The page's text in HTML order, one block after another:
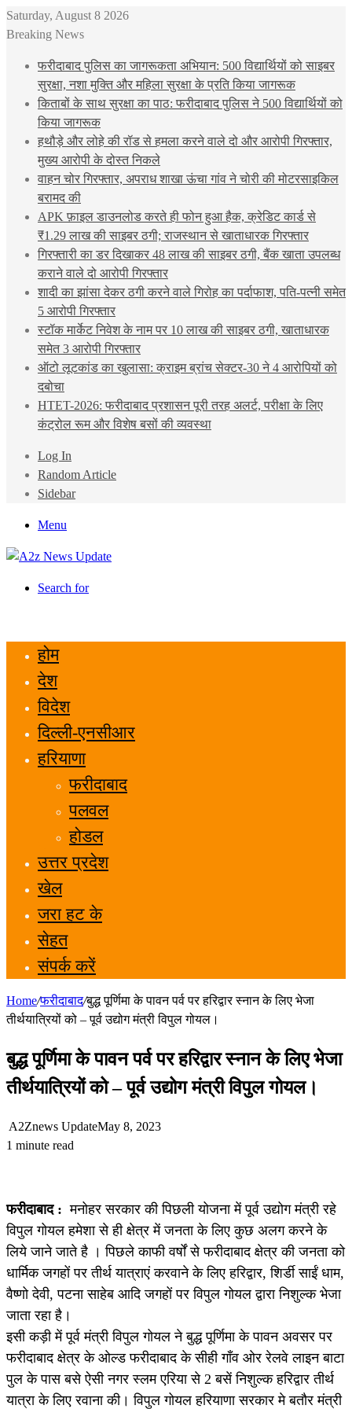
Saturday, August 8 2026
Breaking News
फरीदाबाद पुलिस का जागरूकता अभियान: 500 विद्यार्थियों को साइबर
सुरक्षा, नशा मुक्ति और महिला सुरक्षा के प्रति किया जागरूक
किताबों के साथ सुरक्षा का पाठ: फरीदाबाद पुलिस ने 500 विद्यार्थियों को
किया जागरूक
हथौड़े और लोहे की रॉड से हमला करने वाले दो और आरोपी गिरफ्तार,
मुख्य आरोपी के दोस्त निकले
वाहन चोर गिरफ्तार, अपराध शाखा ऊंचा गांव ने चोरी की मोटरसाइकिल
बरामद की
APK फ़ाइल डाउनलोड करते ही फोन हुआ हैक, क्रेडिट कार्ड से
₹1.29 लाख की साइबर ठगी; राजस्थान से खाताधारक गिरफ्तार
गिरफ्तारी का डर दिखाकर 48 लाख की साइबर ठगी, बैंक खाता उपलब्ध
कराने वाले दो आरोपी गिरफ्तार
शादी का झांसा देकर ठगी करने वाले गिरोह का पर्दाफाश, पति-पत्नी समेत
5 आरोपी गिरफ्तार
स्टॉक मार्केट निवेश के नाम पर 10 लाख की साइबर ठगी, खाताधारक
समेत 3 आरोपी गिरफ्तार
ऑटो लूटकांड का खुलासा: क्राइम ब्रांच सेक्टर-30 ने 4 आरोपियों को
दबोचा
HTET-2026: फरीदाबाद प्रशासन पूरी तरह अलर्ट, परीक्षा के लिए
कंट्रोल रूम और विशेष बसों की व्यवस्था
Log In
Random Article
Sidebar
Menu
Search for
होम
देश
विदेश
दिल्ली-एनसीआर
हरियाणा
फरीदाबाद
पलवल
होडल
उत्तर प्रदेश
खेल
जरा हट के
सेहत
संपर्क करें
Home/फरीदाबाद/बुद्ध पूर्णिमा के पावन पर्व पर हरिद्वार स्नान के लिए भेजा
तीर्थयात्रियों को – पूर्व उद्योग मंत्री विपुल गोयल।
बुद्ध पूर्णिमा के पावन पर्व पर हरिद्वार स्नान के लिए भेजा
तीर्थयात्रियों को – पूर्व उद्योग मंत्री विपुल गोयल।
A2Znews UpdateMay 8, 2023
1 minute read
फरीदाबाद : मनोहर सरकार की पिछली योजना में पूर्व उद्योग मंत्री रहे
विपुल गोयल हमेशा से ही क्षेत्र में जनता के लिए कुछ अलग करने के
लिये जाने जाते है । पिछले काफी वर्षों से फरीदाबाद क्षेत्र की जनता को
धार्मिक जगहों पर तीर्थ यात्राएं करवाने के लिए हरिद्वार, शिर्डी साईं धाम,
वैष्णो देवी, पटना साहेब आदि जगहों पर विपुल गोयल द्वारा निशुल्क भेजा
जाता रहा है।
इसी कड़ी में पूर्व मंत्री विपुल गोयल ने बुद्ध पूर्णिमा के पावन अवसर पर
फरीदाबाद क्षेत्र के ओल्ड फरीदाबाद के सीही गाँव ओर रेलवे लाइन बाटा
पुल के पास बसे ऐसी नगर स्लम एरिया से 2 बसें निशुल्क हरिद्वार तीर्थ
यात्रा के लिए रवाना की। विपुल गोयल हरियाणा सरकार मे बतौर मंत्री